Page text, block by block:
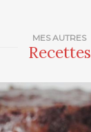
MES AUTRES
Recettes